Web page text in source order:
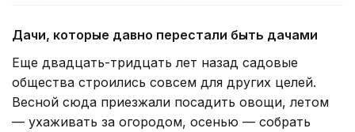
Дачи, которые давно перестали быть дачами
Еще двадцать-тридцать лет назад садовые
общества строились совсем для других целей.
Весной сюда приезжали посадить овощи, летом
— ухаживать за огородом, осенью — собрать